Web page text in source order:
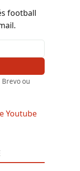
football
Brevo ou